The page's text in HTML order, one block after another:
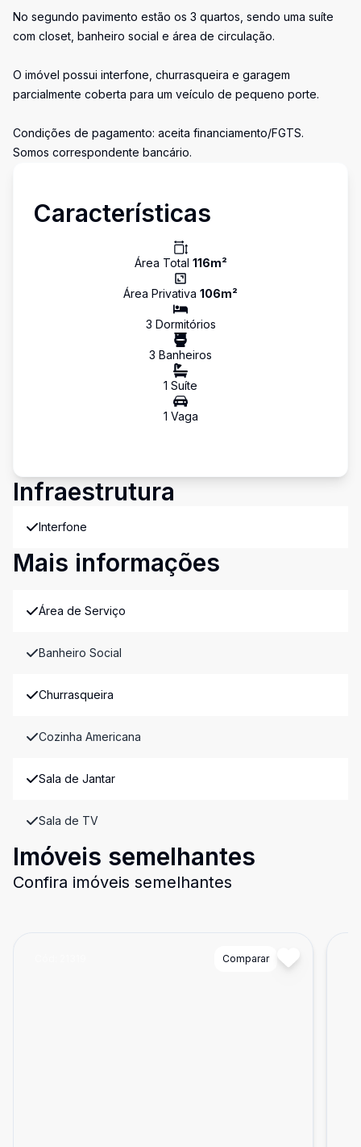
No segundo pavimento estão os 3 quartos, sendo uma suíte
com closet, banheiro social e área de circulação.
O imóvel possui interfone, churrasqueira e garagem
parcialmente coberta para um veículo de pequeno porte.
Condições de pagamento: aceita financiamento/FGTS.
Somos correspondente bancário.
Características
Área Total 116m²
Área Privativa 106m²
3 Dormitórios
3 Banheiros
1 Suíte
1 Vaga
Infraestrutura
Interfone
Mais informações
Área de Serviço
Banheiro Social
Churrasqueira
Cozinha Americana
Sala de Jantar
Sala de TV
Imóveis semelhantes
Confira imóveis semelhantes
Comparar